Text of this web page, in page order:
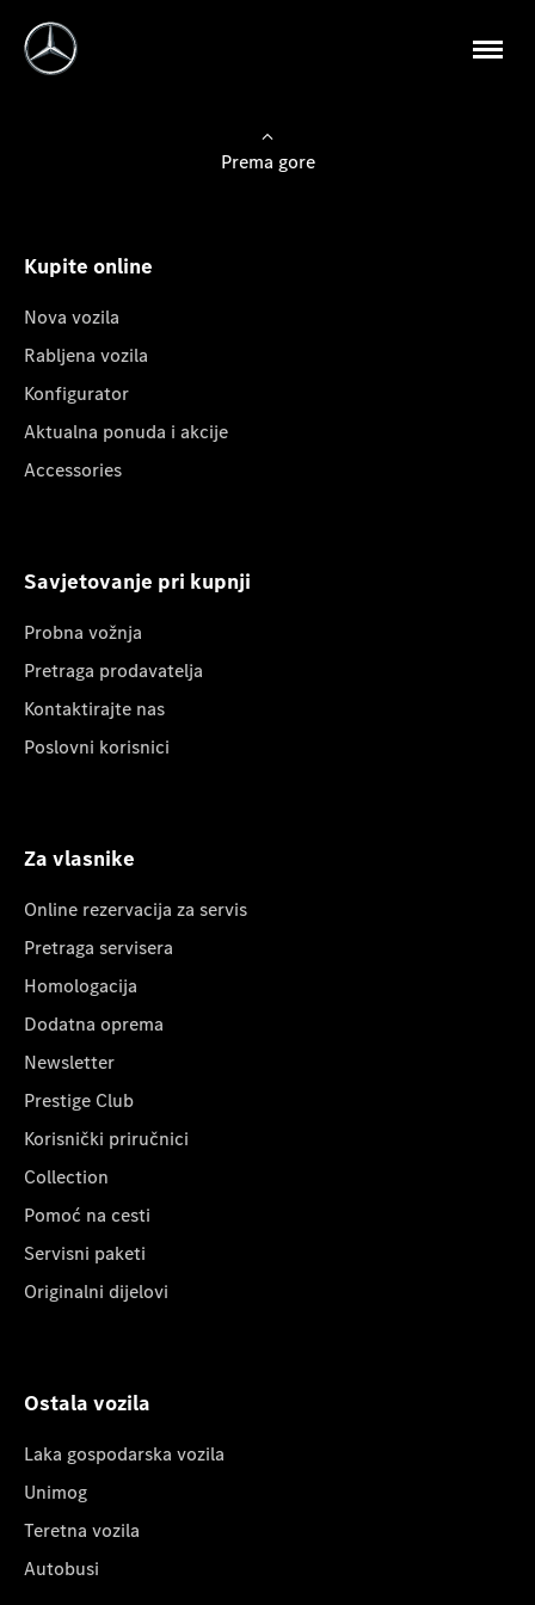
Prema gore
Kupite online
Nova vozila
Rabljena vozila
Konfigurator
Aktualna ponuda i akcije
Accessories
Savjetovanje pri kupnji
Probna vožnja
Pretraga prodavatelja
Kontaktirajte nas
Poslovni korisnici
Za vlasnike
Online rezervacija za servis
Pretraga servisera
Homologacija
Dodatna oprema
Newsletter
Prestige Club
Korisnički priručnici
Collection
Pomoć na cesti
Servisni paketi
Originalni dijelovi
Ostala vozila
Laka gospodarska vozila
Unimog
Teretna vozila
Autobusi